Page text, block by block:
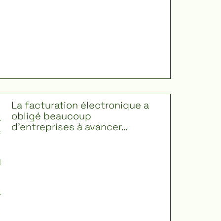
La facturation électronique a
obligé beaucoup
d’entreprises à avancer…